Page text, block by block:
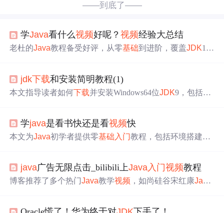
——到底了——
学Java看什么视频好呢？视频经验大总结
老杜的Java教程备受好评，从零基础到进阶，覆盖JDK13
jdk下载和安装简明教程(1)
本文指导读者如何下载并安装Windows64位JDK9，包括环
WA等现代Web开发技术的内容。
学java是看书快还是看视频快
本文为Java初学者提供零基础 入门教程，包括环境搭建、
知识点梳理，如数据类型、流程控制、集合、多线程等。
java广告无限点击_bilibili上Java 入门视频教程
博客推荐了多个热门Java教学视频 ，如尚硅谷宋红康Java